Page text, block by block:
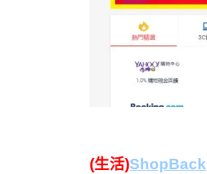
(生活)ShopBack